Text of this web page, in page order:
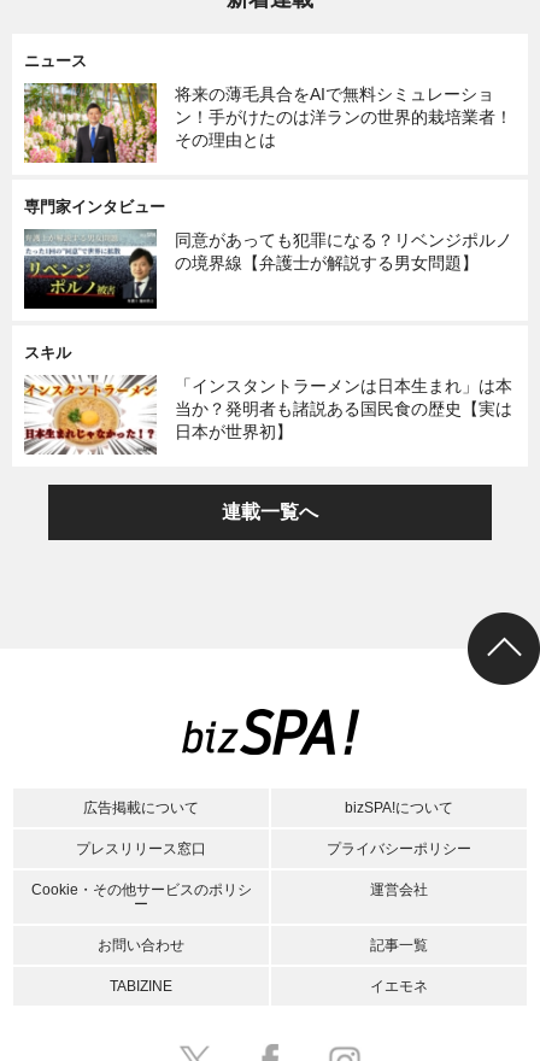
ニュース
将来の薄毛具合をAIで無料シミュレーショ
ン！手がけたのは洋ランの世界的栽培業者！
その理由とは
専門家インタビュー
同意があっても犯罪になる？リベンジポルノ
の境界線【弁護士が解説する男女問題】
スキル
「インスタントラーメンは日本生まれ」は本
当か？発明者も諸説ある国民食の歴史【実は
日本が世界初】
連載一覧へ
広告掲載について bizSPA!について
プレスリリース窓口 プライバシーポリシー
Cookie・その他サービスのポリシ
ー
運営会社
お問い合わせ 記事一覧
TABIZINE イエモネ